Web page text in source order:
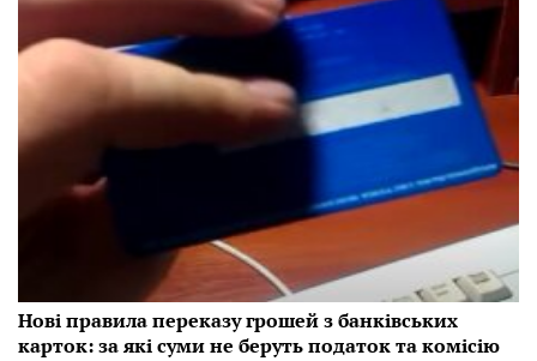
Нові правила переказу грошей з банківських
карток: за які суми не беруть податок та комісію